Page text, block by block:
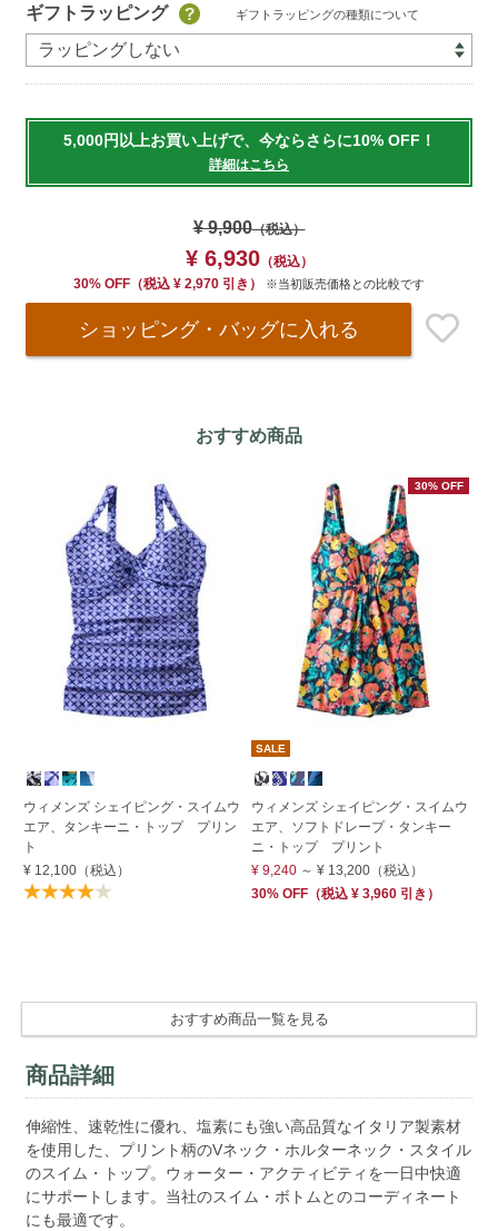
to
cart
ギフトラッピング ギフトラッピングの種類について
5,000円以上お買い上げで、今ならさらに10% OFF！
詳細はこちら
¥ 9,900（税込）
¥ 6,930（税込）
30% OFF （税込 ¥ 2,970 引き） ※当初販売価格との比較です
ショッピング・バッグに入れる
おすすめ商品
ウィメンズ シェイピング・スイムウ
エア、タンキーニ・トップ プリン
ト
¥ 12,100（税込）
30% OFF
SALE
ウィメンズ シェイピング・スイムウ
エア、ソフトドレープ・タンキー
ニ・トップ プリント
¥ 9,240 ～ ¥ 13,200 （税込）
30% OFF （税込 ¥ 3,960 引き）
おすすめ商品一覧を見る
商品詳細
伸縮性、速乾性に優れ、塩素にも強い高品質なイタリア製素材
を使用した、プリント柄のVネック・ホルターネック・スタイル
のスイム・トップ。ウォーター・アクティビティを一日中快適
にサポートします。当社のスイム・ボトムとのコーディネート
にも最適です。